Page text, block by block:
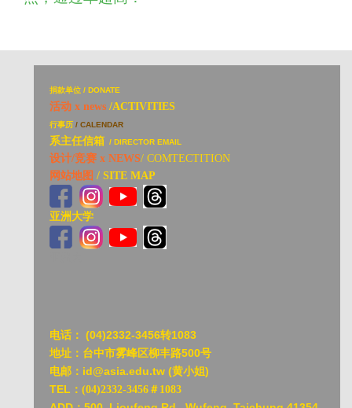
捐款单位 / DONATE
活动 x news /ACTIVITIES
行事历 / CALENDAR
系主任信箱 / DIRECTOR EMAIL
设计/竞赛 x NEWS/ COMTECTITION
网站地图 / SITE MAP
亚洲大学
电话： (04)2332-3456转1083
地址：台中市雾峰区柳丰路500号
电邮：id@asia.edu.tw (黄小姐)
TEL： (04)2332-3456＃1083